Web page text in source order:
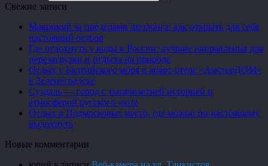
Свежие записи
Маврикий за пределами шезлонга: как открыть для себя
настоящий остров
Где отдохнуть у воды в России: лучшие направления для
перезагрузки и отдыха на природе
Отдых у Балтийского моря в апарт-отеле «АмстерДОМ»
в Зеленоградске
Суздаль — город с тысячелетней историей и
атмосферой русского уюта
Отдых в Подмосковье: место, где можно по-настоящему
выдохнуть
Новые комментарии